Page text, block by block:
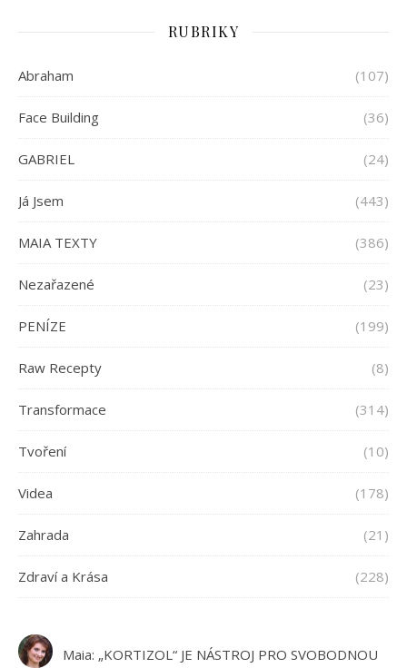
RUBRIKY
Abraham (107)
Face Building (36)
GABRIEL (24)
Já Jsem (443)
MAIA TEXTY (386)
Nezařazené (23)
PENÍZE (199)
Raw Recepty (8)
Transformace (314)
Tvoření (10)
Videa (178)
Zahrada (21)
Zdraví a Krása (228)
Maia: „KORTIZOL“ JE NÁSTROJ PRO SVOBODNOU